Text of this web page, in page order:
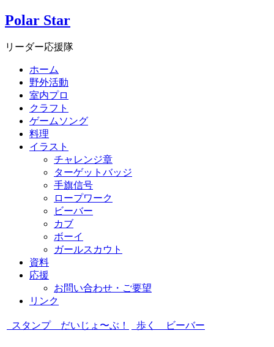
Polar Star
リーダー応援隊
ホーム
野外活動
室内プロ
クラフト
ゲームソング
料理
イラスト
チャレンジ章
ターゲットバッジ
手旗信号
ロープワーク
ビーバー
カブ
ボーイ
ガールスカウト
資料
応援
お問い合わせ・ご要望
リンク
スタンプ だいじょ〜ぶ！ 歩く ビーバー